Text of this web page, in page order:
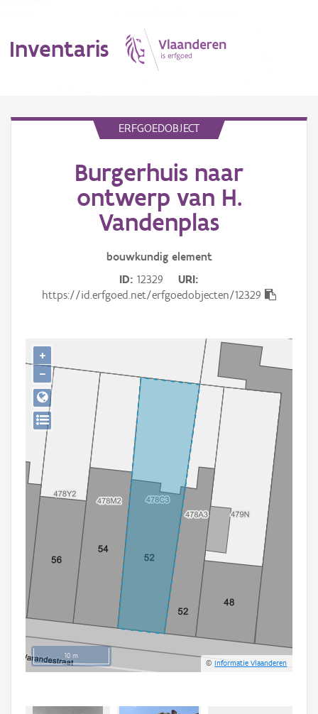
Inventaris
Aanduidingsobject
Gebeurtenis
Downloads
Hergebruik
Aanmelden
ERFGOEDOBJECT
Burgerhuis naar
ontwerp van H.
Vandenplas
bouwkundig element
ID 12329
URI
https://id.erfgoed.net/erfgoedobjecten/12329
10 m
©Informatie Vlaanderen
+
−